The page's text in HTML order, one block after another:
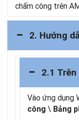
chấm công trên
2. Hướng
2.1 Trên
Vào ứng dụng
công \ Bảng